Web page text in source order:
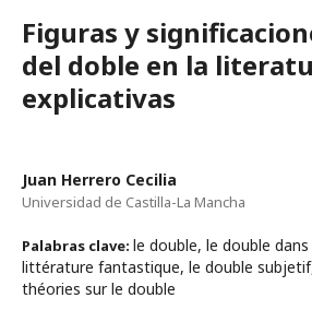
Figuras y
del doble en la
explicativas
Juan Herrero Cecilia
Universidad de Castilla-La Mancha
Palabras clave: le double, le double
littérature fantastique, le double
théories sur le double